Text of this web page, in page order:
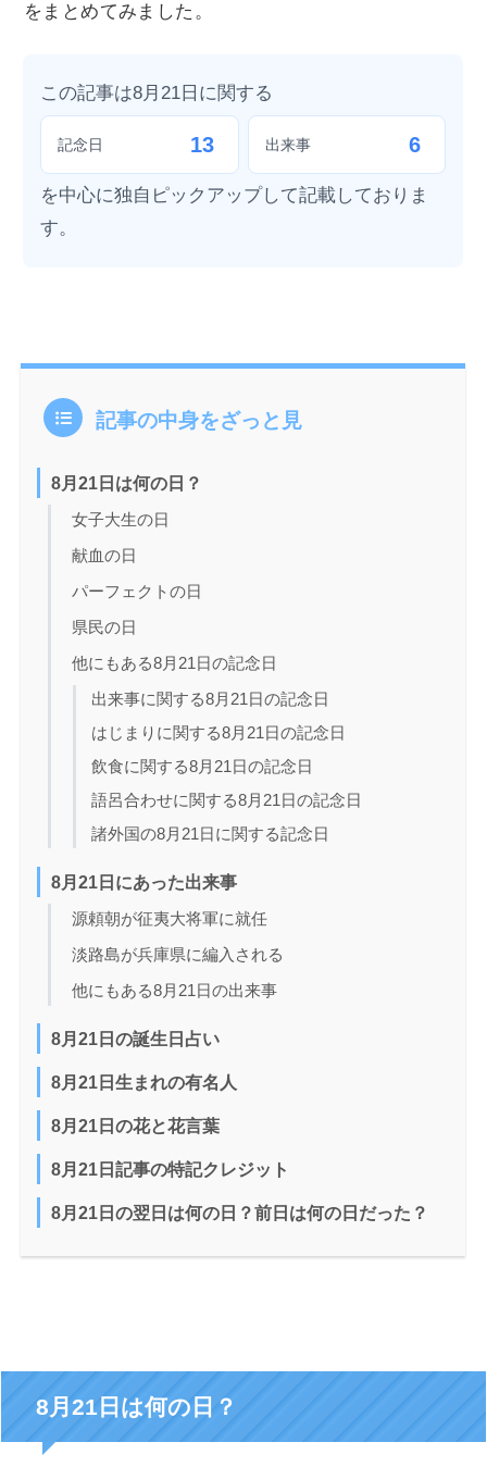
をまとめてみました。
この記事は8月21日に関する
記念日 13 出来事 6
を中心に独自ピックアップして記載しておりま
す。
記事の中身をざっと見
8月21日は何の日？
女子大生の日
献血の日
パーフェクトの日
県民の日
他にもある8月21日の記念日
出来事に関する8月21日の記念日
はじまりに関する8月21日の記念日
飲食に関する8月21日の記念日
語呂合わせに関する8月21日の記念日
諸外国の8月21日に関する記念日
8月21日にあった出来事
源頼朝が征夷大将軍に就任
淡路島が兵庫県に編入される
他にもある8月21日の出来事
8月21日の誕生日占い
8月21日生まれの有名人
8月21日の花と花言葉
8月21日記事の特記クレジット
8月21日の翌日は何の日？前日は何の日だった？
8月21日は何の日？